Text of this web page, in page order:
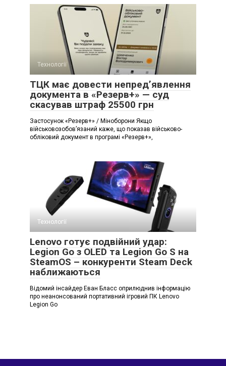
Технології
ТЦК має довести непред’явлення
документа в «Резерв+» — суд
скасував штраф 25500 грн
Застосунок «Резерв+» / Міноборони Якщо
військовозобов’язаний каже, що показав військово-
обліковий документ в програмі «Резерв+»,
Технології
Lenovo готує подвійний удар:
Legion Go з OLED та Legion Go S на
SteamOS – конкуренти Steam Deck
наближаються
Відомий інсайдер Еван Бласс оприлюднив інформацію
про неанонсований портативний ігровий ПК Lenovo
Legion Go